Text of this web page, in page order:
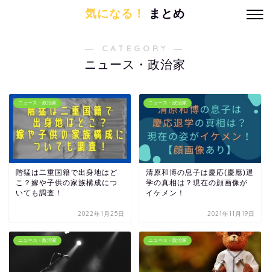
気になる！ まとめ
― CATEGORY ―
ニュース・政治家
ニュース・政治家
階猛は二重国籍で出身地はど
こ？嫁や子供の家族構成につ
いても調査！
2022年1月25日
ニュース・政治家
清原和博の息子は慶応(慶應)退
学の真相は？現在の顔画像が
イケメン！
2021年11月19日
ニュース・政治家 ニュース・政治家